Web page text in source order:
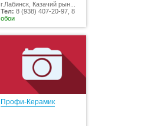
г.Лабинск, Казачий рын...
Тел: 8 (938) 407-20-97, 8
обои
Профи-Керамик